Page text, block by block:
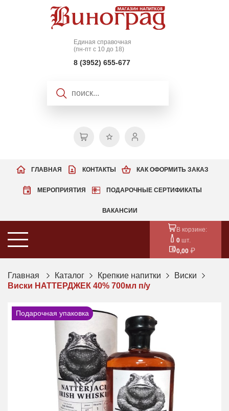
Единая справочная
(пн-пт с 10 до 18)
8 (3952) 655-677
КАК ОФОРМИТЬ ЗАКАЗ
МЕРОПРИЯТИЯ ПОДАРОЧНЫЕ СЕРТИФИКАТЫ
ВАКАНСИИ
ГЛАВНАЯ КОНТАКТЫ
В корзине:
0 шт.
0,00
Главная Каталог Крепкие напитки
Виски
Виски НАТТЕРДЖЕК 40% 700мл п/у
Подарочная упаковка